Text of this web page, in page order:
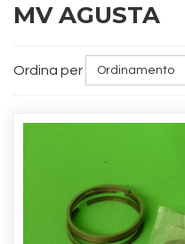
MV AGUSTA
Ordina per Ordinamento